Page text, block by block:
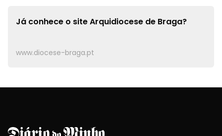
Já conhece o siteArquidiocese de Braga?
www.diocese-braga.pt